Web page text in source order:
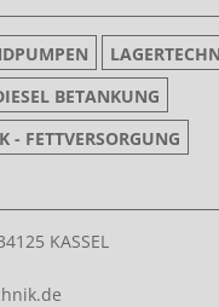
BETANKUNG
- FETTVERSORGUNG
KASSEL